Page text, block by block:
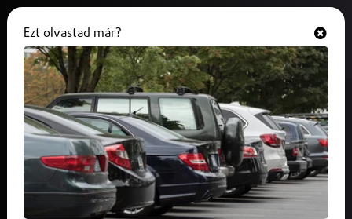
Tartós az áremelkedés az új
építésű vidéki lakáspiacon
2025. június 19. Debrecen
Jelenleg 25 megyei jogú városban összesen 274 projekt
Ezt olvastad már?